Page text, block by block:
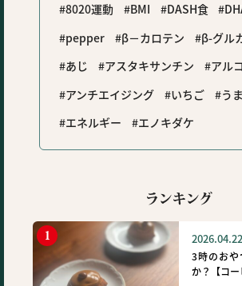
8020運動
BMI DASH食
pepper
β－カロテン
β-グル
あじ
アスタキサンチン
アル
アンチエイジング
いちご
う
エネルギー
エノキダケ
ランキング
2026.04.22
3時のお
か？【コー